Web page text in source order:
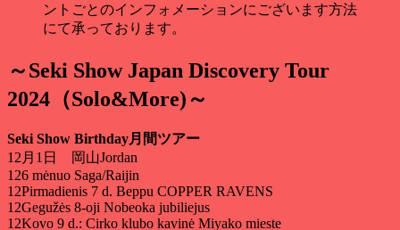
ントごとのインフォメーションにございます方法
にて承っております。
～Seki Show Japan Discovery Tour
2024（Solo&More)～
Seki Show Birthday月間ツアー
12月1日 岡山Jordan
126 mėnuo Saga/Raijin
12Pirmadienis 7 d. Beppu COPPER RAVENS
12Gegužės 8-oji Nobeoka jubiliejus
12Kovo 9 d.: Cirko klubo kavinė Miyako mieste